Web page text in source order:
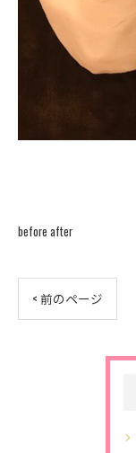
before after
< 前のページ